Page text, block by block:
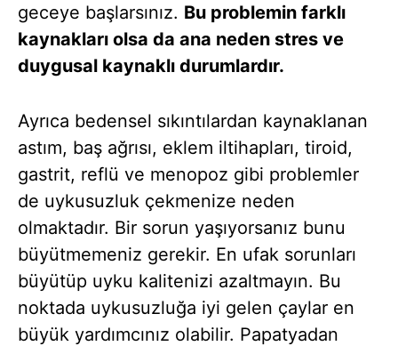
geceye başlarsınız. Bu problemin farklı
kaynakları olsa da ana neden stres ve
duygusal kaynaklı durumlardır.
Ayrıca bedensel sıkıntılardan kaynaklanan
astım, baş ağrısı, eklem iltihapları, tiroid,
gastrit, reflü ve menopoz gibi problemler
de uykusuzluk çekmenize neden
olmaktadır. Bir sorun yaşıyorsanız bunu
büyütmemeniz gerekir. En ufak sorunları
büyütüp uyku kalitenizi azaltmayın. Bu
noktada uykusuzluğa iyi gelen çaylar en
büyük yardımcınız olabilir. Papatyadan